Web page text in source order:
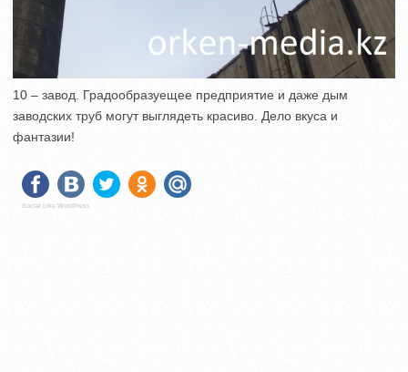
10 – завод. Градообразуещее предприятие и даже дым
заводских труб могут выглядеть красиво. Дело вкуса и
фантазии!
Social Like WordPress